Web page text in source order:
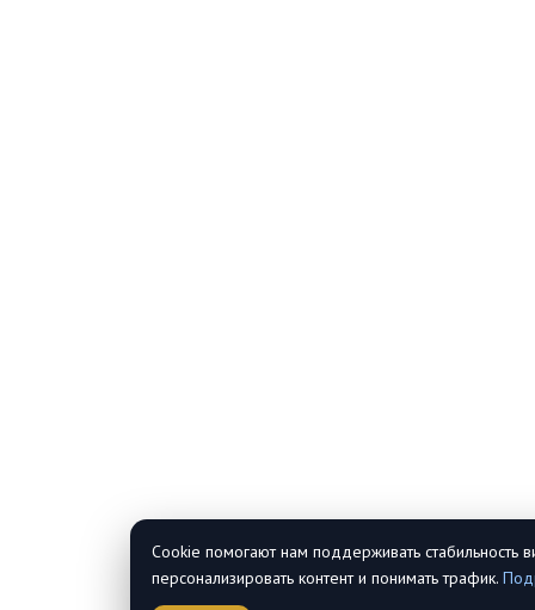
Cookie помогают нам поддерживать стабильность
персонализировать контент и понимать трафик.